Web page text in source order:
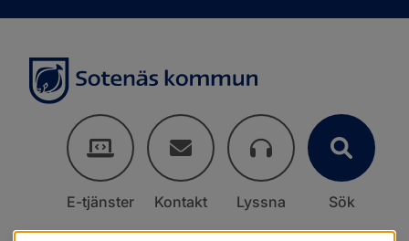
E-tjänster Kontakt Lyssna Sök